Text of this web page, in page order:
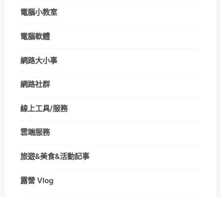
電腦小教室
電腦軟體
網路大小事
網路社群
線上工具/服務
雲端服務
旅遊&美食&活動記事
露營 Vlog